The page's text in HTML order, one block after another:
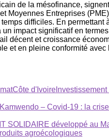
de la mésofinance,
Moyennes Entreprises
difficiles. En permettant
impact significatif en
décent et croissance
et en pleine conformité avec
Côte d'Ivoire
– Covid-19 : la
SOLIDAIRE développé au
agroécologiques